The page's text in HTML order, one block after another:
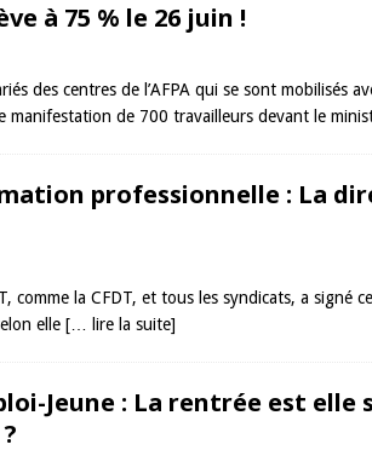
à 75 % le 26 juin !
des centres de l’AFPA qui se sont mobilisés
manifestation de 700 travailleurs devant le
professionnelle : La
comme la CFDT, et tous les syndicats, a signé
elle [… lire la suite]
Jeune : La rentrée est elle